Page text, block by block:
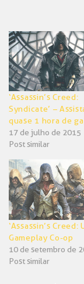
‘Assassin’s Creed:
Syndicate’ –
quase 1 hora de
17 de julho de 2015
Post similar
‘Assassin’s Creed:
Gameplay Co-op
10 de setembro de
Post similar